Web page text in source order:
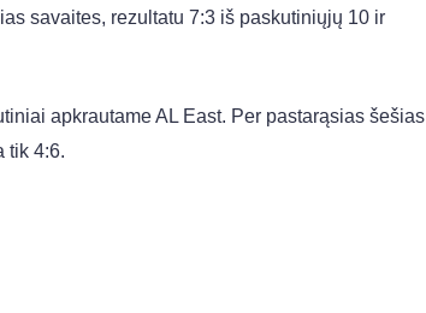
savaites, rezultatu 7:3 iš paskutiniųjų 10 ir
apkrautame AL East. Per pastarąsias šešias
tik 4:6.